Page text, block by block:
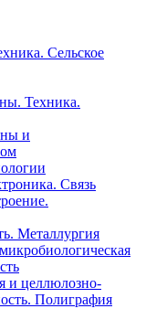
Сельское
Техника.
и
Связь
Металлургия
и целлюлозно-
Полиграфия